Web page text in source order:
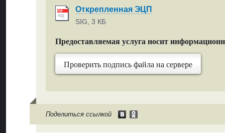
Открепленная ЭЦП
SIG, 3 КБ
Предоставляемая услуга носит
Проверить подпись файла на сервере
Поделиться ссылкой